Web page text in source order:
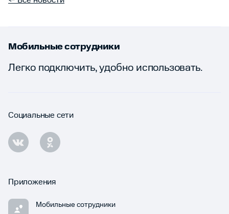
Мобильные сотрудники
Легко подключить, удобно использовать.
Социальные сети
Приложения
Мобильные сотрудники